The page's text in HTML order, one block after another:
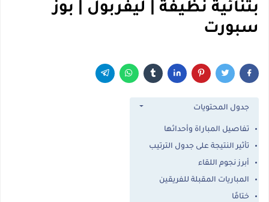
بثنائية نظيفة | ليفربول | بوز
سبورت
جدول المحتويات
تفاصيل المباراة وأحداثها
تأثير النتيجة على جدول الترتيب
أبرز نجوم اللقاء
المباريات المقبلة للفريقين
ختامًا